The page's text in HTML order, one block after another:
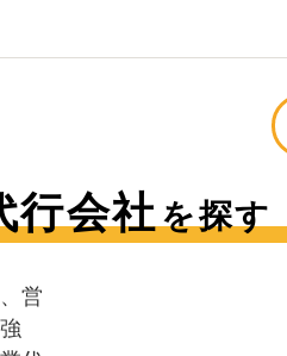
行会社 を探す
営